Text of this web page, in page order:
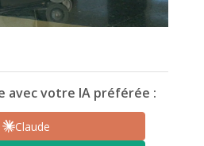
avec votre IA préférée :
Claude